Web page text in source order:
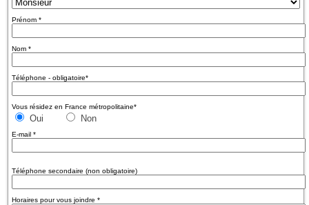
Prénom*
Nom*
Téléphone - obligatoire*
Vous résidez en France métropolitaine*
Oui Non
E-mail*
Téléphone secondaire (non obligatoire)
Horaires pour vous joindre*